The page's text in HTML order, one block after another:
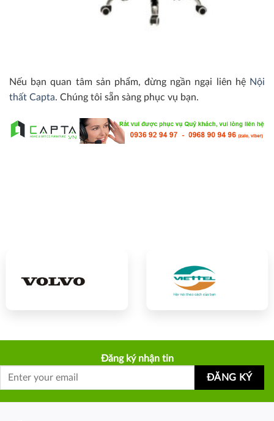
Nếu bạn quan tâm sản phẩm, đừng ngần ngại liên hệ Nội
thất Capta. Chúng tôi sẵn sàng phục vụ bạn.
Đăng ký nhận tin